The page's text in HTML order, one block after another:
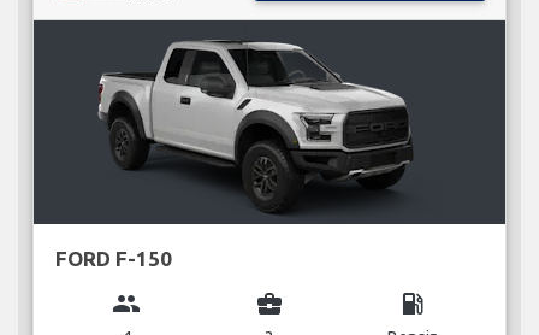
FORD F-150
group business_center local_gas_station